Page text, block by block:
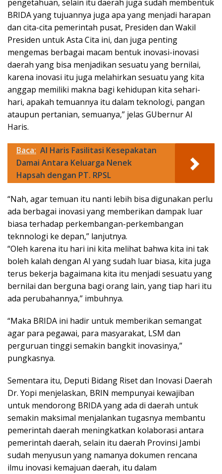
pengetahuan, selain itu daerah juga sudah membentuk
BRIDA yang tujuannya juga apa yang menjadi harapan
dan cita-cita pemerintah pusat, Presiden dan Wakil
Presiden untuk Asta Cita ini, dan juga penting
mengemas berbagai macam bentuk inovasi-inovasi
daerah yang bisa menjadikan sesuatu yang bernilai,
karena inovasi itu juga melahirkan sesuatu yang kita
anggap memiliki makna bagi kehidupan kita sehari-
hari, apakah temuannya itu dalam teknologi, pangan
ataupun pertanian, semuanya,” jelas GUbernur Al
Haris.
Baca: Al Haris Fasilitasi Kesepakatan
Damai Antara Keluarga Nenek
Hapsah dengan PT. RPSL
“Nah, agar temuan itu nanti lebih bisa digunakan perlu
ada berbagai inovasi yang memberikan dampak luar
biasa terhadap perkembangan-perkembangan
teknnologi ke depan,” lanjutnya.
“Oleh karena itu hari ini kita melihat bahwa kita ini tak
boleh kalah dengan AI yang sudah luar biasa, kita juga
terus bekerja bagaimana kita itu menjadi sesuatu yang
bernilai dan berguna bagi orang lain, yang tiap hari itu
ada perubahannya,” imbuhnya.
“Maka BRIDA ini hadir untuk memberikan semangat
agar para pegawai, para masyarakat, LSM dan
perguruan tinggi semakin bangkit inovasinya,”
pungkasnya.
Sementara itu, Deputi Bidang Riset dan Inovasi Daerah
Dr. Yopi menjelaskan, BRIN mempunyai kewajiban
untuk mendorong BRIDA yang ada di daerah untuk
semakin maksimal menjalankan tugasnya membantu
pemerintah daerah meningkatkan kolaborasi antara
pemerintah daerah, selain itu daerah Provinsi Jambi
sudah menyusun yang namanya dokumen rencana
ilmu inovasi kemajuan daerah, itu dalam